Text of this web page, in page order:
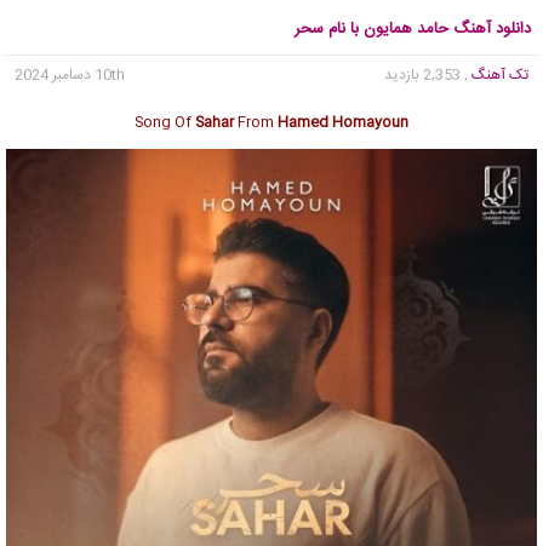
دانلود آهنگ حامد همایون با نام سحر
تک آهنگ , 2,353 بازدید
10th دسامبر 2024
Song Of SaharFrom Hamed Homayoun